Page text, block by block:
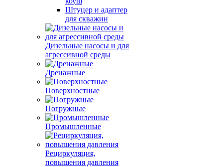
Штуцер и адаптер
для скважин
Дизельные насосы и для
агрессивной среды
Дренажные
Поверхностные
Погружные
Промышленные
Рециркуляция,
повышения давления